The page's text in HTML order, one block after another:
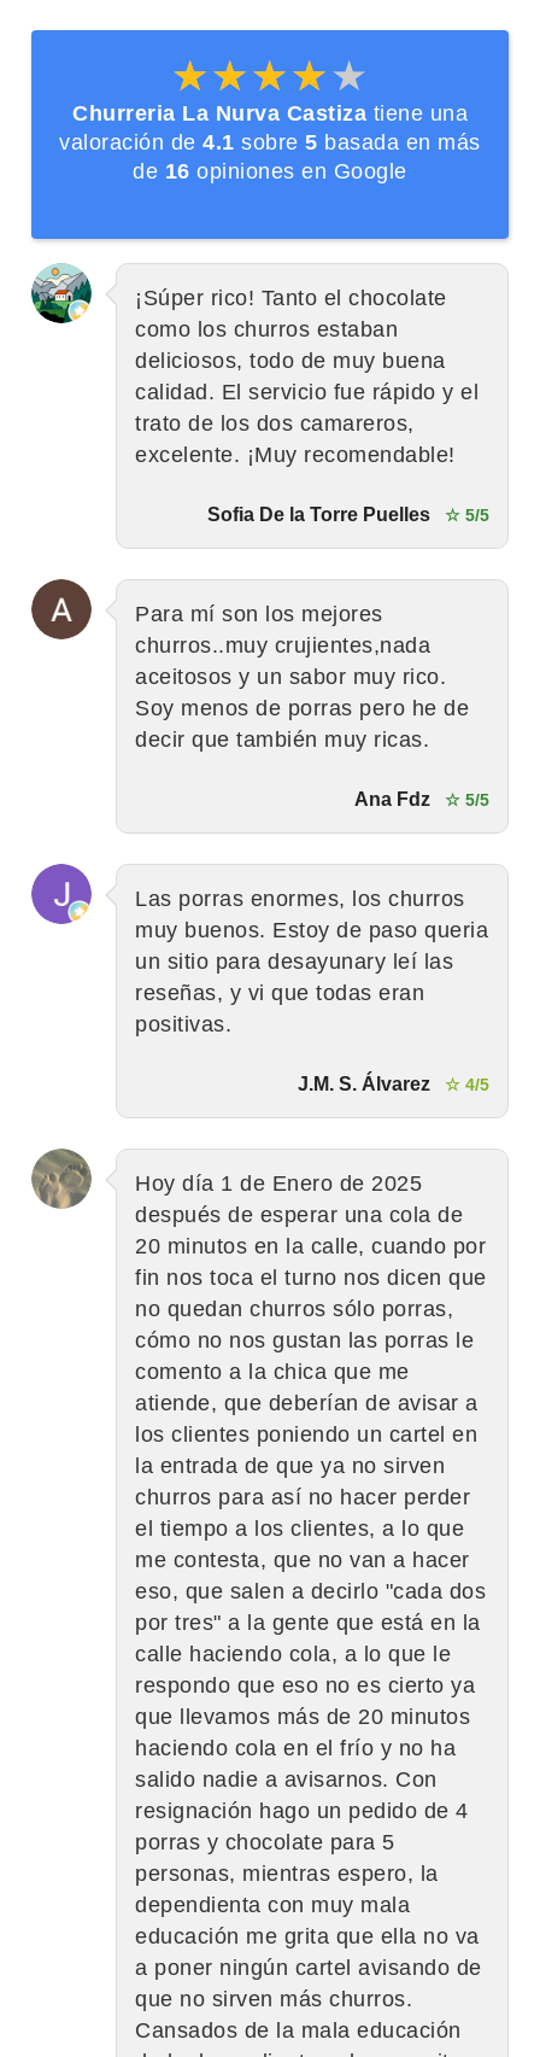
★★★★★
★★★★★
Churreria La Nurva Castiza tiene una
valoración de4.1 sobre5 basada en más
de 16 opiniones en Google
¡Súper rico! Tanto el chocolate
como los churros estaban
deliciosos, todo de muy buena
calidad. El servicio fue rápido y el
trato de los dos camareros,
excelente. ¡Muy recomendable!
Sofia De la Torre Puelles ☆ 5/5
Para mí son los mejores
churros..muy crujientes,nada
aceitosos y un sabor muy rico.
Soy menos de porras pero he de
decir que también muy ricas.
Ana Fdz ☆ 5/5
Las porras enormes, los churros
muy buenos. Estoy de paso queria
un sitio para desayunary leí las
reseñas, y vi que todas eran
positivas.
J.M. S. Álvarez ☆ 4/5
Hoy día 1 de Enero de 2025
después de esperar una cola de
20 minutos en la calle, cuando por
fin nos toca el turno nos dicen que
no quedan churros sólo porras,
cómo no nos gustan las porras le
comento a la chica que me
atiende, que deberían de avisar a
los clientes poniendo un cartel en
la entrada de que ya no sirven
churros para así no hacer perder
el tiempo a los clientes, a lo que
me contesta, que no van a hacer
eso, que salen a decirlo "cada dos
por tres" a la gente que está en la
calle haciendo cola, a lo que le
respondo que eso no es cierto ya
que llevamos más de 20 minutos
haciendo cola en el frío y no ha
salido nadie a avisarnos. Con
resignación hago un pedido de 4
porras y chocolate para 5
personas, mientras espero, la
dependienta con muy mala
educación me grita que ella no va
a poner ningún cartel avisando de
que no sirven más churros.
Cansados de la mala educación